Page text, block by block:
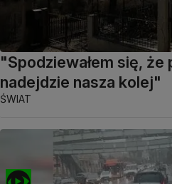
"Spodziewałem się, że
nadejdzie nasza kolej"
ŚWIAT